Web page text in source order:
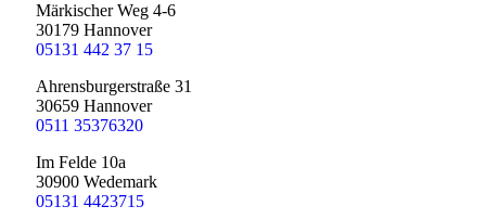
Märkischer Weg 4-6
30179 Hannover
05131 442 37 15
Ahrensburgerstraße 31
30659 Hannover
0511 35376320
Im Felde 10a
30900 Wedemark
05131 4423715